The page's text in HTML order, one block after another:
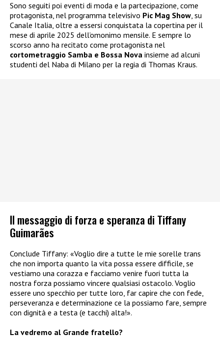
Sono seguiti poi eventi di moda e la partecipazione, come
protagonista, nel programma televisivo Pic Mag Show, su
Canale Italia, oltre a essersi conquistata la copertina per il
mese di aprile 2025 dell’omonimo mensile. E sempre lo
scorso anno ha recitato come protagonista nel
cortometraggio Samba e Bossa Nova insieme ad alcuni
studenti del Naba di Milano per la regia di Thomas Kraus.
Il messaggio di forza e speranza di Tiffany
Guimarães
Conclude Tiffany: «Voglio dire a tutte le mie sorelle trans
che non importa quanto la vita possa essere difficile, se
vestiamo una corazza e facciamo venire fuori tutta la
nostra forza possiamo vincere qualsiasi ostacolo. Voglio
essere uno specchio per tutte loro, far capire che con fede,
perseveranza e determinazione ce la possiamo fare, sempre
con dignità e a testa (e tacchi) alta!».
La vedremo al Grande fratello?